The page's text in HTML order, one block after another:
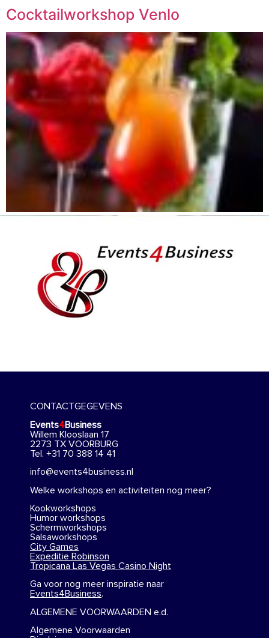
Cocktailworkshop Venlo
CONTACTGEGEVENS
Events4Business
Willem Klooslaan 17
2273 TX VOORBURG
Tel. +31 70 388 14 41
info@events4business.nl
Welke workshops en activiteiten nog meer?
Kookworkshops
Humor workshops
Schermworkshops
Salsaworkshops
City Games
Expeditie Robinson
Tropicana Las Vegas Casino Night
Ga voor nog meer inspiratie naar
Events4Business.
ALGEMENE VOORWAARDEN e.d.
Algemene Voorwaarden